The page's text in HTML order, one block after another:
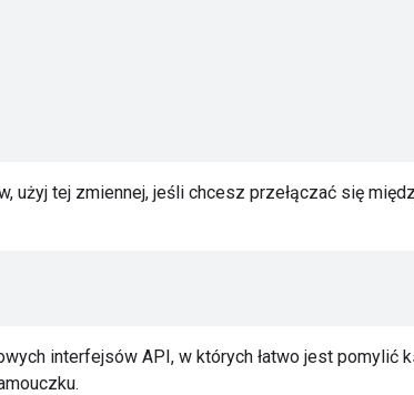
użyj tej zmiennej, jeśli chcesz przełączać się
interfejsów API, w których łatwo jest pomylić